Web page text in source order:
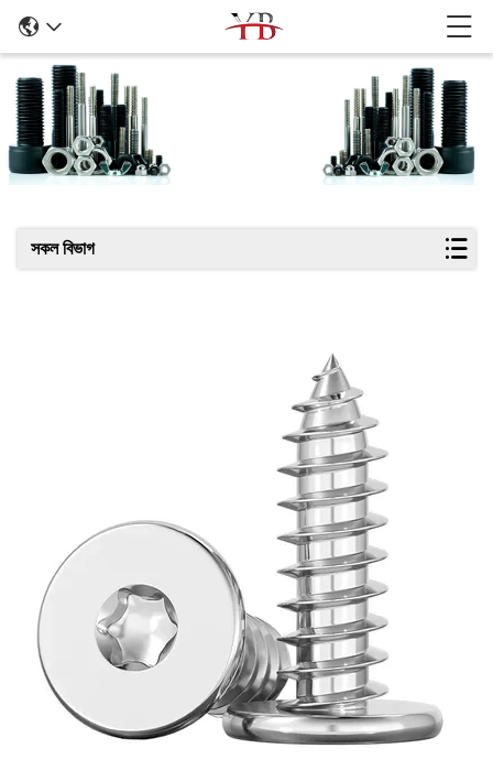
সকল বিভাগ